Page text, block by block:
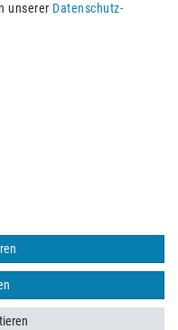
GmbH
der Mehrwertsteuer,
unserer Daten­schutz­